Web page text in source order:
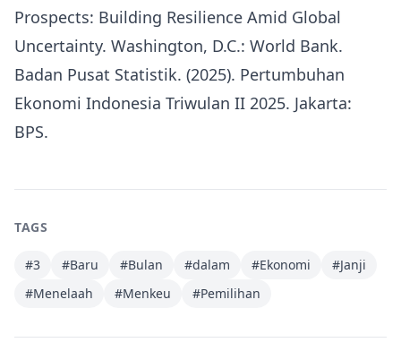
Prospects: Building Resilience Amid Global
Uncertainty. Washington, D.C.: World Bank.
Badan Pusat Statistik. (2025). Pertumbuhan
Ekonomi Indonesia Triwulan II 2025. Jakarta:
BPS.
TAGS
#3 #Baru #Bulan #dalam #Ekonomi #Janji
#Menelaah #Menkeu #Pemilihan